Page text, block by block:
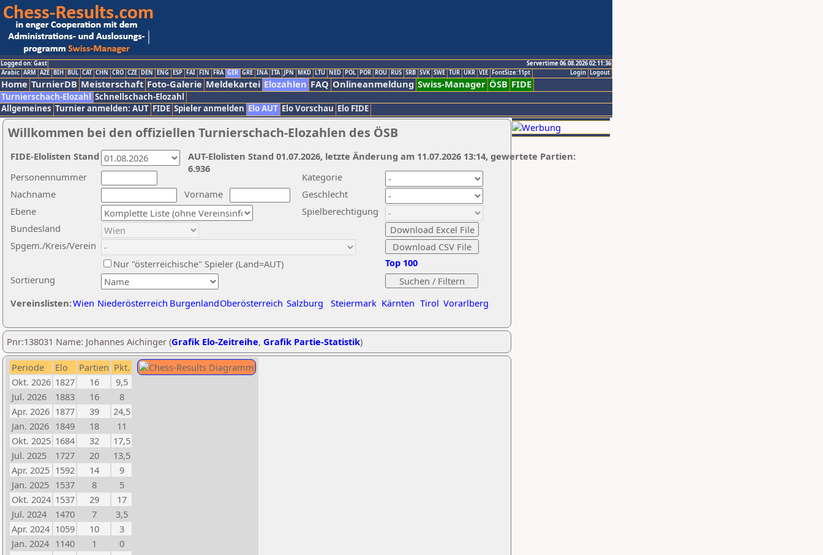
Logged on: Gast
Servertime 06.08.2026 02:11:36
Logout
Login
Arabic ARM AZE BIH BUL CAT CHN CRO CZE DEN ENG ESP FAI FIN FRA GER GRE INA ITA JPN MKD LTU NED POL POR ROU RUS SRB SVK SWE TUR UKR VIE FontSize:11pt
Home TurnierDB Meisterschaft Foto-Galerie Meldekartei Elozahlen FAQ Onlineanmeldung Swiss-Manager ÖSB FIDE
Turnierschach-Elozahl Schnellschach-Elozahl
Allgemeines Turnier anmelden: AUT FIDE Spieler anmelden Elo AUT Elo Vorschau Elo FIDE
Willkommen bei den offiziellen Turnierschach-Elozahlen des ÖSB
Nachname
Vorname
Ebene
Kategorie
Sortierung
Personennummer
Bundesland
Spgem./Kreis/Verein
Geschlecht
Nur "österreichische" Spieler (Land=AUT)
Spielberechtigung
Vereinslisten:Wien Niederösterreich BurgenlandOberösterreich Salzburg Steiermark Kärnten Tirol Vorarlberg
Top 100
AUT-Elolisten Stand 01.07.2026, letzte Änderung am 11.07.2026 13:14, gewertete Partien:
6.936
FIDE-Elolisten Stand
Pnr:138031 Name: Johannes Aichinger (Grafik Elo-Zeitreihe, Grafik Partie-Statistik)
Periode Elo Partien Pkt.
Okt. 2026 1827 16
9,5
Jul. 2026
1883 16
8
Apr. 2026 1877 39
24,5
Jan. 2026 1849 18
11
Okt. 2025 1684 32
17,5
Jul. 2025
1727 20
13,5
Apr. 2025 1592 14
9
Jan. 2025 1537 8
5
Okt. 2024 1537 29
17
Jul. 2024
1470 7
3,5
Apr. 2024 1059 10
3
Jan. 2024 1140 1
0